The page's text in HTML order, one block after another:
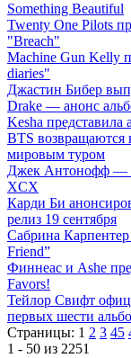
Something Beautiful
Twenty One Pilots
"Breach"
Machine Gun Kelly
diaries"
Джастин Бибер
Drake — анонс
Kesha
BTS возвращаются
мировым туром
Джек Антонофф —
XCX
Карди Би
релиз 19 сентября
Сабрина
Friend”
Финнеас и Ashe
Favors!
Тейлор Свифт
первых шести
Страницы: 1 2 3 45
1 - 50 из 2251